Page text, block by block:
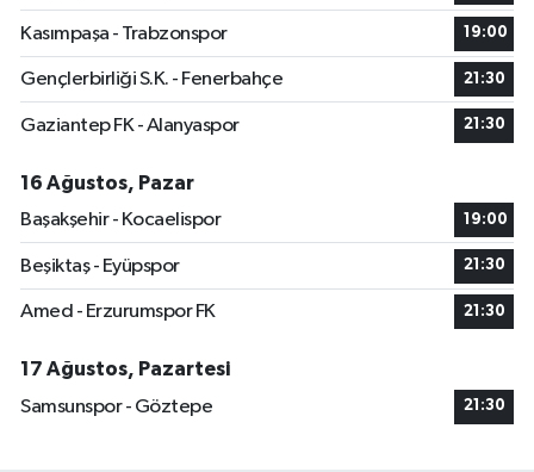
Kasımpaşa - Trabzonspor 19:00
Gençlerbirliği S.K. - Fenerbahçe 21:30
Gaziantep FK - Alanyaspor 21:30
16 Ağustos, Pazar
Başakşehir - Kocaelispor
19:00
Beşiktaş - Eyüpspor 21:30
Amed - Erzurumspor FK 21:30
17 Ağustos, Pazartesi
Samsunspor - Göztepe
21:30